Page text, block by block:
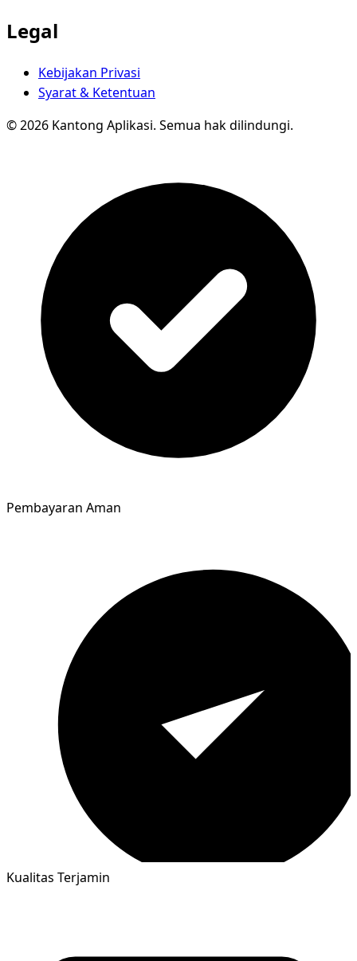
Legal
Kebijakan Privasi
Syarat & Ketentuan
© 2026 Kantong Aplikasi. Semua hak dilindungi.
Pembayaran Aman
Kualitas Terjamin